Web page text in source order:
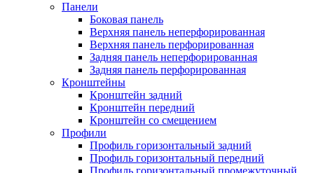
Панели
Боковая панель
Верхняя панель неперфорированная
Верхняя панель перфорированная
Задняя панель неперфорированная
Задняя панель перфорированная
Кронштейны
Кронштейн задний
Кронштейн передний
Кронштейн со смещением
Профили
Профиль горизонтальный задний
Профиль горизонтальный передний
Профиль горизонтальный промежуточный